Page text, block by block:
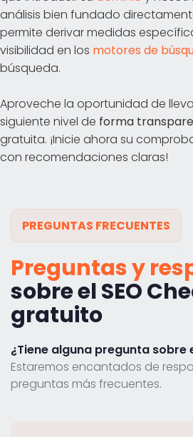
análisis bien fundado
permite derivar medidas
visibilidad en los motores de
búsqueda.
Aproveche la oportunidad de
siguiente nivel de forma
gratuita. ¡Inicie ahora su
con recomendaciones claras!
PREGUNTAS FRECUENTES
Preguntas y
sobre el SEO
gratuito
¿Tiene alguna pregunta sobre
Estaremos encantados de
preguntas más frecuentes.